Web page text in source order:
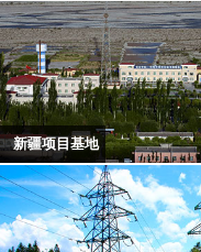
新疆项目基地